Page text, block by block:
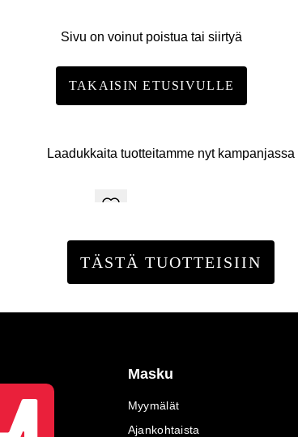
Sivu on voinut poistua tai siirtyä
TAKAISIN ETUSIVULLE
Laadukkaita tuotteitamme nyt kampanjassa
TÄSTÄ TUOTTEISIIN
Masku
Myymälät
Ajankohtaista